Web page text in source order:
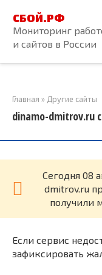
контенту
СБОЙ.РФ
Мониторинг
и сайтов в России
Главная » Другие сайты
dinamo-dmitrov.ru
Cегодня 08
dmitrov.ru
получили
Если сервис
зафиксировать